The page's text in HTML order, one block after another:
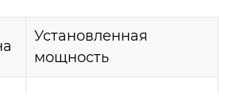
Установленная
мощность